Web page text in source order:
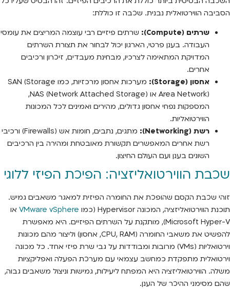
הסביבה הווירטואלית נבנית. שכבה זו כוללת:
שרתים (Compute):
שרתים פיזיים רבי עוצמה המריצים את עומסי
העבודה. בענן פרטי, הארגון יכול לבחור את תצורת השרתים
המדויקת המתאימה לצרכיו, מבחינת מעבדים, זיכרון ורכיבים
אחרים.
אחסון (Storage):
מערכות אחסון מרכזיות, כמו SAN (Storage
Area Network) או NAS (Network Attached Storage),
המספקות נפחי אחסון גדולים, מהירים ואמינים לכל המכונות
הווירטואליות.
רשת (Networking):
מתגים, נתבים, חומות אש (Firewalls) ורכיבי
רשת אחרים המאפשרים תקשורת מאובטחת ומהירה בין הרכיבים
השונים בענן ועם העולם החיצון.
שכבת הווירטואליזציה: הפיכת הפיזי ללוגי
זוהי שכבת הקסם שהופכת את החומרה הפיזית למאגר משאבים גמיש.
תוכנת הווירטואליזציה, המכונה Hypervisor (כמו
VMware vSphere או
Microsoft Hyper-V), מותקנת על השרתים הפיזיים. היא מאפשרת
להפשיט את משאבי החומרה (CPU, RAM, אחסון) וליצור מהם מכונות
וירטואליות (VMs) מרובות ומבודדות על גבי שרת פיזי אחד. כל מכונה
וירטואלית מתפקדת כמחשב עצמאי עם מערכת הפעלה ואפליקציות
משלה. הווירטואליזציה היא המפתח ליעילות, גמישות וניצול משאבים גבוה,
שהם מסימני ההיכר של הענן.